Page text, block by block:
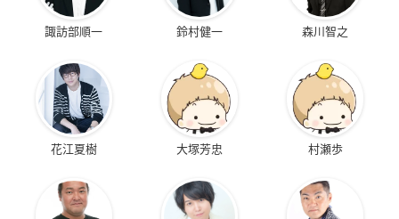
諏訪部順一 鈴村健一 森川智之
花江夏樹 大塚芳忠 村瀬歩